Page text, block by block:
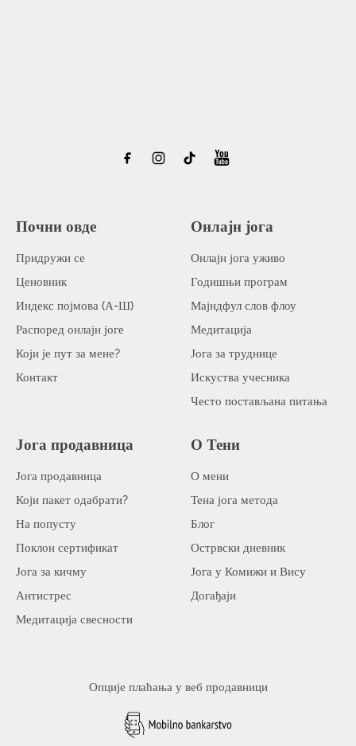
Почни овде
Придружи се
Ценовник
Индекс појмова (А-Ш)
Распоред онлајн јоге
Који је пут за мене?
Контакт
Онлајн јога
Онлајн јога уживо
Годишњи програм
Мајндфул слов флоу
Медитација
Јога за труднице
Искуства учесника
Често постављана питања
Јога продавница
Јога продавница
Који пакет одабрати?
На попусту
Поклон сертификат
Јога за кичму
Антистрес
Медитација свесности
О Тени
О мени
Тена јога метода
Блог
Острвски дневник
Јога у Комижи и Вису
Догађаји
Опције плаћања у веб продавници